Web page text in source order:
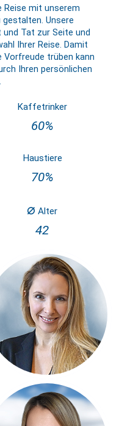
Reise mit unserem
Unsere
Tat zur Seite und
Ihrer Reise. Damit
Vorfreude trüben kann
Ihren persönlichen
Kaffetrinker
60%
Haustiere
70%
⌀ Alter
42